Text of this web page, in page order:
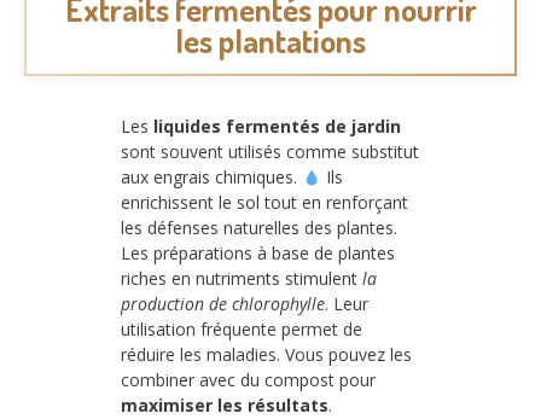
Extraits fermentés pour nourrir
les plantations
Les liquides fermentés de jardin
sont souvent utilisés comme substitut
aux engrais chimiques.
Ils
enrichissent le sol tout en renforçant
les défenses naturelles des plantes.
Les préparations à base de plantes
riches en nutriments stimulent la
production de chlorophylle. Leur
utilisation fréquente permet de
réduire les maladies. Vous pouvez les
combiner avec du compost pour
maximiser les résultats.